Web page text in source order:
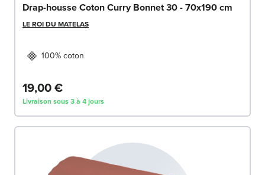
Drap-housse Coton Curry Bonnet 30 - 70x190 cm
LE ROI DU MATELAS
100% coton
19,00 €
Livraison sous 3 à 4 jours